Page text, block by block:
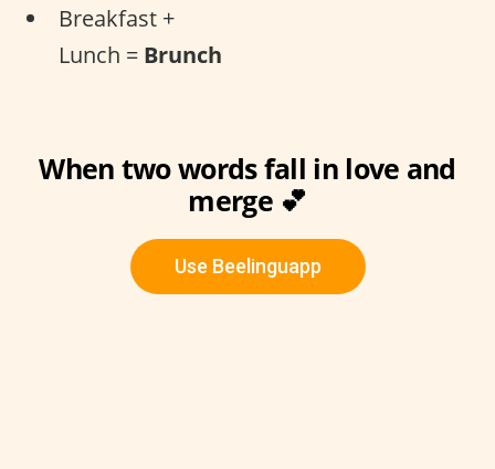
Breakfast +
Lunch = Brunch
When two words fall in love and
merge 💕
Use Beelinguapp